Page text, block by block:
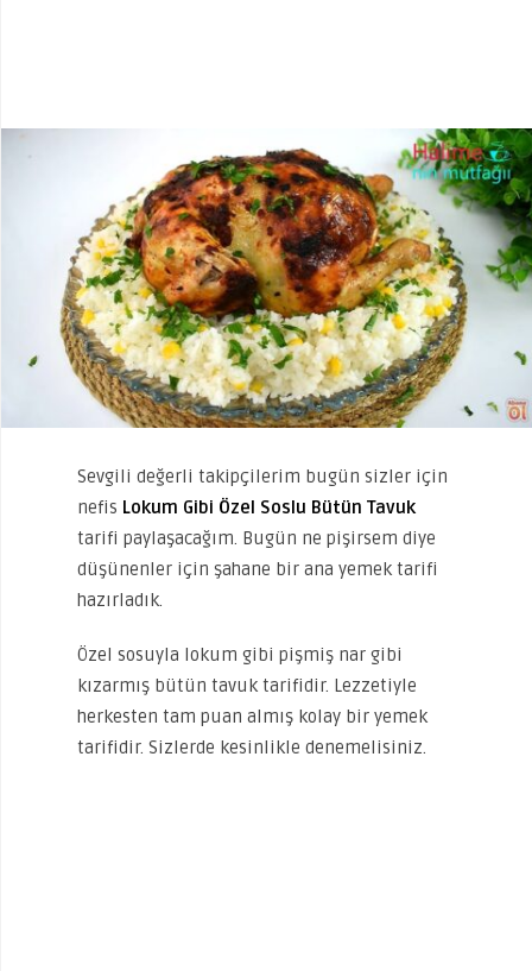
Sevgili değerli takipçilerim bugün sizler için
nefis Lokum Gibi Özel Soslu Bütün Tavuk
tarifi paylaşacağım. Bugün ne pişirsem diye
düşünenler için şahane bir ana yemek tarifi
hazırladık.
Özel sosuyla lokum gibi pişmiş nar gibi
kızarmış bütün tavuk tarifidir. Lezzetiyle
herkesten tam puan almış kolay bir yemek
tarifidir. Sizlerde kesinlikle denemelisiniz.